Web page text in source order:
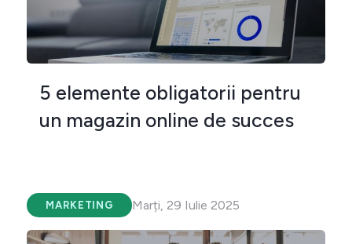
5 elemente obligatorii pentru
un magazin online de succes
MARKETING Marți, 29 Iulie 2025